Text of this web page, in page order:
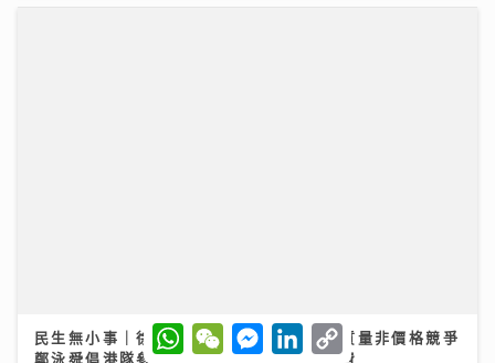
民生無小事｜徐英偉指本港酒店業靠服務質量非價格競爭
鄭泳舜倡港隊參與內地聯賽吸鄰城球迷消費
W
h
W
e
M
e
L
C
o